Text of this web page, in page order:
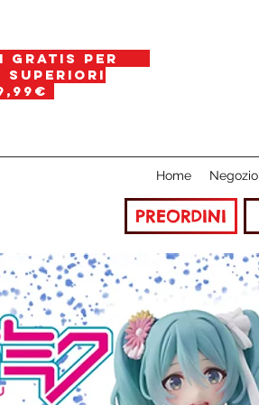
gratis per
Home Negozio
PREORDINI